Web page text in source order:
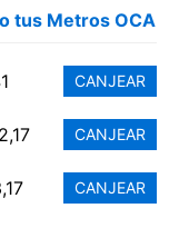
tus Metros OCA
CANJEAR
CANJEAR
CANJEAR